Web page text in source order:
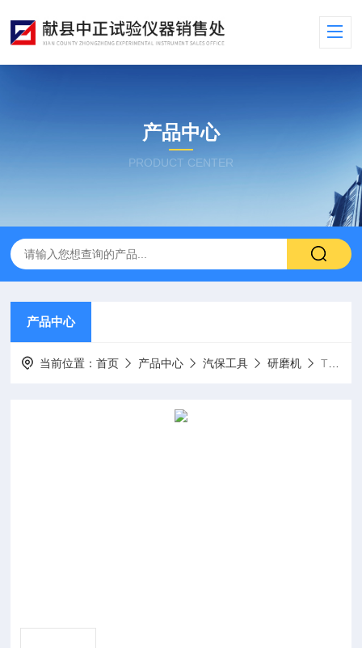
产品中心
PRODUCT CENTER
产品中心
当前位置：首页 产品中心 汽保工具 研磨机 TS88电动气门研磨机